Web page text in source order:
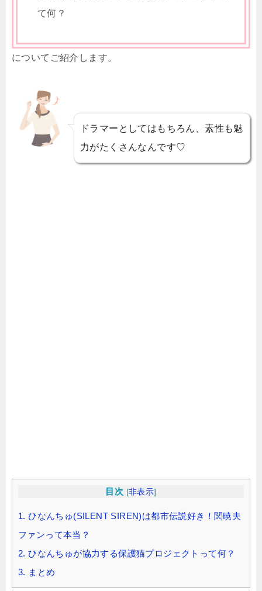
て何？
についてご紹介します。
ドラマーとしてはもちろん、素性も魅
力がたくさんなんです♡
目次 [非表示]
1. ひなんちゅ(SILENT SIREN)は都市伝説好き！関暁夫
ファンって本当？
2. ひなんちゅが協力する保護猫プロジェクトって何？
3. まとめ